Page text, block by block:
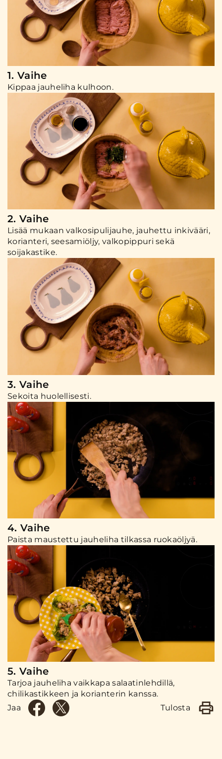
1. Vaihe
Kippaa jauheliha kulhoon.
2. Vaihe
Lisää mukaan valkosipulijauhe, jauhettu inkivääri,
korianteri, seesamiöljy, valkopippuri sekä
soijakastike.
3. Vaihe
Sekoita huolellisesti.
4. Vaihe
Paista maustettu jauheliha tilkassa ruokaöljyä.
5. Vaihe
Tarjoa jauheliha vaikkapa salaatinlehdillä,
chilikastikkeen ja korianterin kanssa.
Jaa
Tulosta